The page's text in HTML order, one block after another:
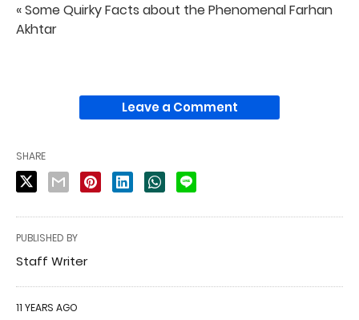
« Some Quirky Facts about the Phenomenal Farhan
Akhtar
Leave a Comment
SHARE
PUBLISHED BY
Staff Writer
11 YEARS AGO